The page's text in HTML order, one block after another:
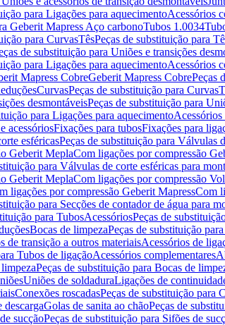
para Ligações para aquecimentoAcessórios
Geberit Mapress Aço carbonoTubos 1.0034
para CurvasTêsPeças de substituição para
de substituição para Uniões e transições
para Ligações para aquecimentoAcessórios
Mapress CobreGeberit Mapress CobrePeças
CurvasPeças de substituição para Curvas
desmontáveisPeças de substituição para
para Ligações para aquecimento
acessóriosFixações para tubosFixações para
esféricasPeças de substituição para Válvulas
Geberit MeplaCom ligações por compressão
para Válvulas de corte esféricas para
Geberit MeplaCom ligações por compressão
ligações por compressão Geberit MapressCom
para Secções de contador de água para
para TubosAcessóriosPeças de
Bocas de limpezaPeças de substituição
de transição a outros materiaisAcessórios de
Tubos de ligaçãoAcessórios complementares
Peças de substituição para Bocas de
Uniões de soldaduraLigações de
Conexões roscadasPeças de substituição para
descargaGolas de sanita ao chãoPeças de
sucçãoPeças de substituição para Sifões de